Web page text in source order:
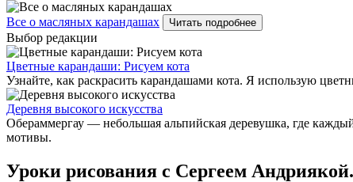
Все о масляных карандашах Читать подробнее
Выбор редакции
Цветные карандаши: Рисуем кота
Узнайте, как раскрасить карандашами кота. Я использую
Деревня высокого искусства
Обераммергау — небольшая альпийская деревушка, где
мотивы.
Уроки рисования с Сергеем